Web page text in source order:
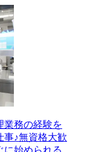
業務の経験を
事♪無資格大歓